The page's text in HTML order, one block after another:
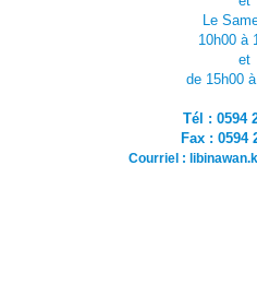
Le
10h00 à
et
de 15h00 à
Tél : 0594
Fax : 0594
Courriel :